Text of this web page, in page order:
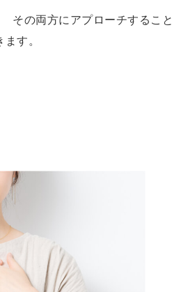
その両方にアプローチすること
す。